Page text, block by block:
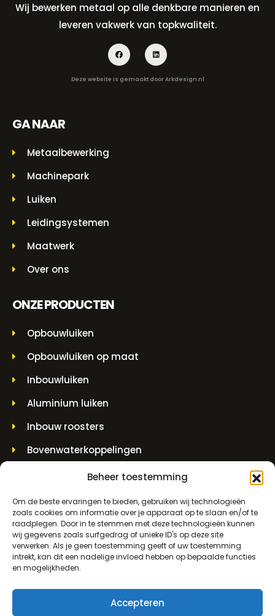
Beheer toestemming
Om de beste ervaringen te bieden, gebruiken wij technologieën
zoals cookies om informatie over je apparaat op te slaan en/of te
raadplegen. Door in te stemmen met deze technologieën kunnen
wij gegevens zoals surfgedrag of unieke ID's op deze site
verwerken. Als je geen toestemming geeft of uw toestemming
intrekt, kan dit een nadelige invloed hebben op bepaalde functies
en mogelijkheden.
Accepteren
Wij bewerken metaal op alle denkbare manieren en
leveren vakwerk van topkwaliteit.
Deze website is gemaakt doorArkdesign.nl
GA NAAR
Metaalbewerking
Machinepark
Luiken
Leidingsystemen
Maatwerk
Over ons
ONZE PRODUCTEN
Opbouwluiken
Opbouwluiken op maat
Inbouwluiken
Aluminium luiken
Inbouw roosters
Bovenwaterkoppelingen
Muurdoorvoerstukken
Hijspotten en spindelpotten
CONTACTINFORMATIE
Molenwerf 5 1911 DB Uitgeest
info@bezo.nl